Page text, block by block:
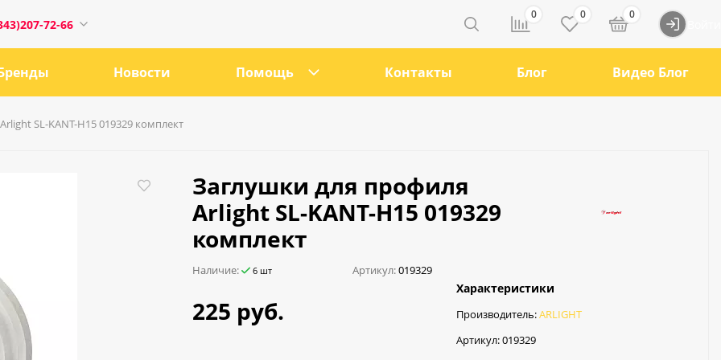
72-66
21
0 0 0
Новости Помощь Контакты Блог Видео Блог
SL-KANT-H15 019329 комплект
Заглушки для профиля
Arlight SL-KANT-H15 019329
комплект
Наличие: 6 шт Артикул:019329
225 руб.
Характеристики
Производитель:ARLIGHT
Артикул:019329